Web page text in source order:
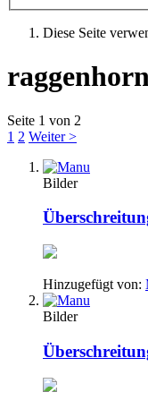
Diese Seite
raggenhorn
Seite 1 von 2
1 2 Weiter >
Bilder
Hinzugefügt von:
Bilder